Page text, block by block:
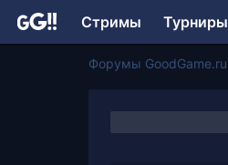
Стримы Турниры
Форумы GoodGame.ru